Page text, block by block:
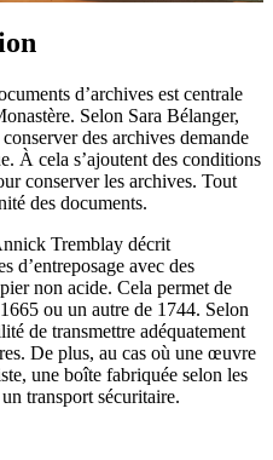
d’archives est centrale
Selon Sara Bélanger,
des archives demande
À cela s’ajoutent des conditions
conserver les archives. Tout
des documents.
Tremblay décrit
d’entreposage avec des
non acide. Cela permet de
ou un autre de 1744. Selon
de transmettre adéquatement
De plus, au cas où une œuvre
une boîte fabriquée selon les
transport sécuritaire.